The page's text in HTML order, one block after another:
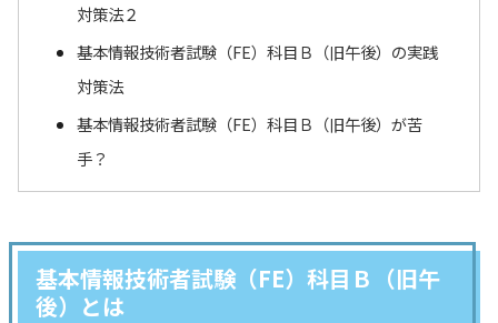
対策法２
基本情報技術者試験（FE）科目Ｂ（旧午後）の実践
対策法
基本情報技術者試験（FE）科目Ｂ（旧午後）が苦
手？
基本情報技術者試験（FE）科目Ｂ（旧午
後）とは